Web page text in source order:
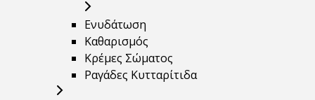
Ενυδάτωση
Καθαρισμός
Κρέμες Σώματος
Ραγάδες Κυτταρίτιδα